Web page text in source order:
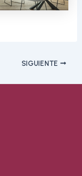
SIGUIENTE